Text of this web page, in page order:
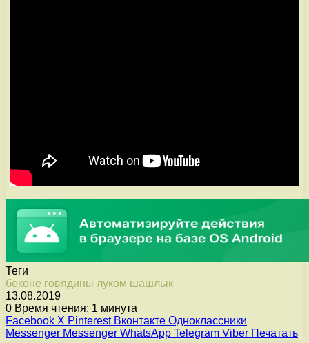
Теги
беконе говядины луком шашлык
13.08.2019
0 Время чтения: 1 минута
Facebook X Pinterest Вконтакте Одноклассники
Messenger Messenger WhatsApp Telegram Viber Печатать